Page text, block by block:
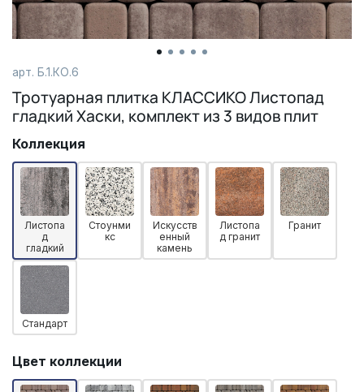
арт. Б.1.КО.6
Тротуарная плитка КЛАССИКО Листопад
гладкий Хаски, комплект из 3 видов плит
Коллекция
Листопа
д
гладкий
Стоунми
кс
Искусств
енный
камень
Листопа
д гранит
Гранит
Стандарт
Цвет коллекции